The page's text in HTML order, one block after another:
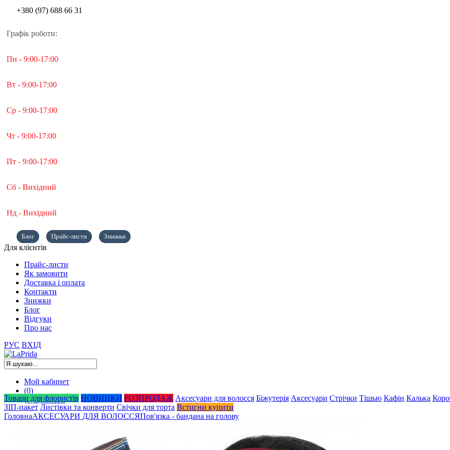
+380 (97) 688 66 31
Графік роботи:
Пн - 9:00-17:00
Вт - 9:00-17:00
Ср - 9:00-17:00
Чт - 9:00-17:00
Пт - 9:00-17:00
Сб - Вихідний
Нд - Вихідний
Блог Прайс-листи Знижки
Для клієнтів
Прайс-листи
Як замовити
Доставка і оплата
Контакти
Знижки
Блог
Відгуки
Про нас
РУС ВХІД
Мой кабинет
(0)
(0) 0,00грн.
Товари для флористів НОВИНКИ РОЗПРОДАЖ Аксесуари для волосся Біжутерія Аксесуари Стрiчки Тішью Кафін Калька
ЗІП-пакет Листівки та конверти Свічки для торта Встигни купити
ГоловнаАКСЕСУАРИ ДЛЯ ВОЛОССЯПов'язка - бандана на голову